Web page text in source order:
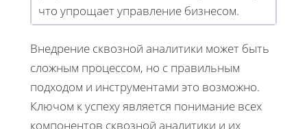
что упрощает управление бизнесом.
Внедрение сквозной аналитики может быть
сложным процессом, но с правильным
подходом и инструментами это возможно.
Ключом к успеху является понимание всех
компонентов сквозной аналитики и их